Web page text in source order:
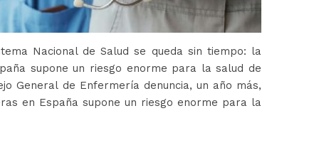
Nacional de Salud se queda sin tiempo: la
supone un riesgo enorme para la salud de
General de Enfermería denuncia, un año más,
en España supone un riesgo enorme para la